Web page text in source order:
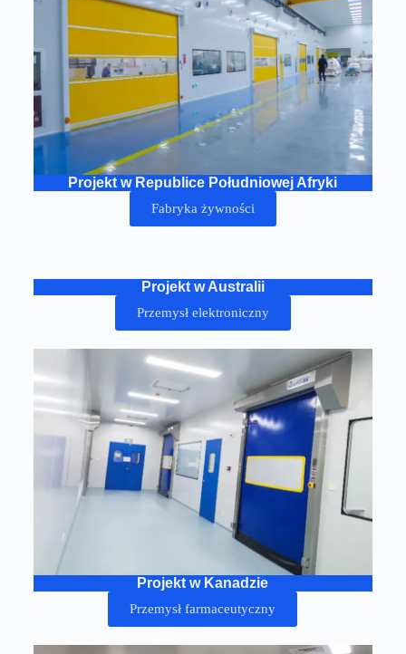
Projekt w Republice Południowej Afryki
Fabryka żywności
Projekt w Australii
Przemysł elektroniczny
Projekt w Kanadzie
Przemysł farmaceutyczny